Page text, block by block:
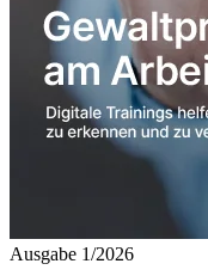
Ausgabe 1/2026